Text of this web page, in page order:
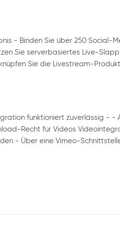
- Binden Sie über 250 Social-
Sie serverbasiertes Live-
Sie die Livestream-
funktioniert zuverlässig -
Recht für Videos
- Über eine Vimeo-